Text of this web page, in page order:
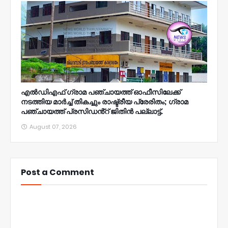
എൽഡിഎഫ് ഗ്രാമ പഞ്ചായത്ത് ഓഫീസിലേക്ക്
നടത്തിയ മാർച്ച് തികച്ചും രാഷ്ട്രീയ പ്രേരിതം; ഗ്രാമ
പഞ്ചായത്ത് പ്രസിഡൻ്റ് ജിതിൻ പല്ലാട്ട്.
August 07, 2026
Post a Comment